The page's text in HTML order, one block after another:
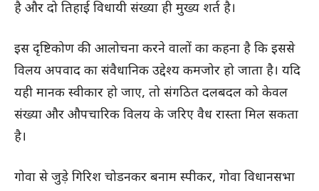
है और दो तिहाई विधायी संख्या ही मुख्य शर्त है।
इस दृष्टिकोण की आलोचना करने वालों का कहना है कि इससे
विलय अपवाद का संवैधानिक उद्देश्य कमजोर हो जाता है। यदि
यही मानक स्वीकार हो जाए, तो संगठित दलबदल को केवल
संख्या और औपचारिक विलय के जरिए वैध रास्ता मिल सकता
है।
गोवा से जुड़े गिरिश चोडनकर बनाम स्पीकर, गोवा विधानसभा